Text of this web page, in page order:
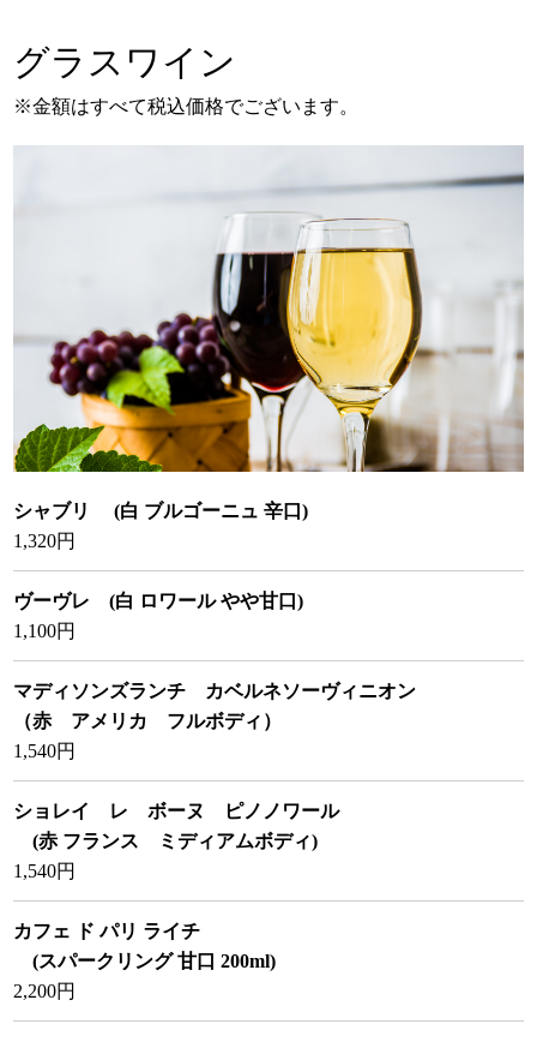
グラスワイン
※金額はすべて税込価格でございます。
シャブリ (白 ブルゴーニュ 辛口)
1,320円
ヴーヴレ (白 ロワール やや甘口)
1,100円
マディソンズランチ カベルネソーヴィニオン
（赤 アメリカ フルボディ）
1,540円
ショレイ レ ボーヌ ピノノワール
(赤 フランス ミディアムボディ)
1,540円
カフェ ド パリ ライチ
(スパークリング 甘口 200ml)
2,200円